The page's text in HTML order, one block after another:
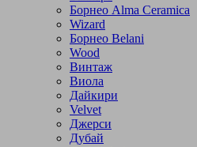
Борнео Alma Ceramica
Wizard
Борнео Belani
Wood
Винтаж
Виола
Дайкири
Velvet
Джерси
Дубай